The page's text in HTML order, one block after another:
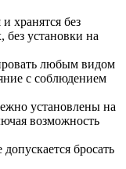
хранятся без
установки на
любым видом
с соблюдением
установлены на
возможность
бросать